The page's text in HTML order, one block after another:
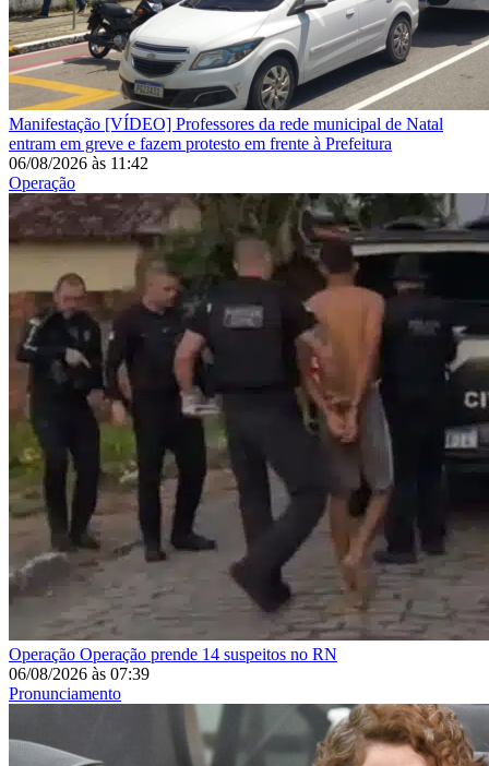
Manifestação [VÍDEO] Professores da rede municipal de Natal
entram em greve e fazem protesto em frente à Prefeitura
06/08/2026 às 11:42
Operação
Operação Operação prende 14 suspeitos no RN
06/08/2026 às 07:39
Pronunciamento